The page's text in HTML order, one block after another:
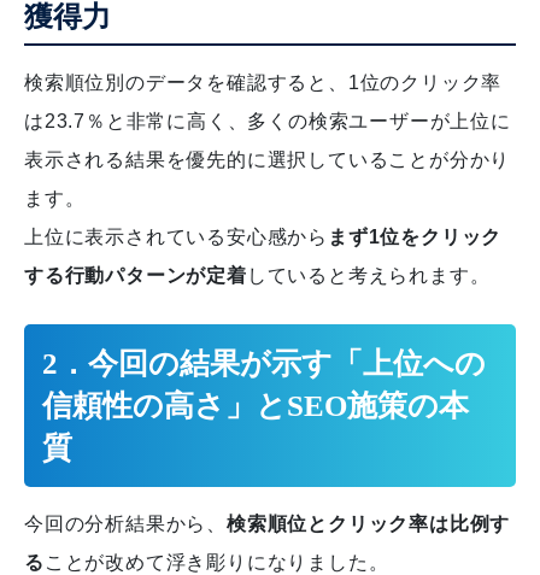
獲得力
検索順位別のデータを確認すると、1位のクリック率
は23.7％と非常に高く、多くの検索ユーザーが上位に
表示される結果を優先的に選択していることが分かり
ます。
上位に表示されている安心感から まず1位をクリック
する行動パターンが定着 していると考えられます。
2．今回の結果が示す「上位への
信頼性の高さ」とSEO施策の本
質
今回の分析結果から、 検索順位とクリック率は比例す
る ことが改めて浮き彫りになりました。